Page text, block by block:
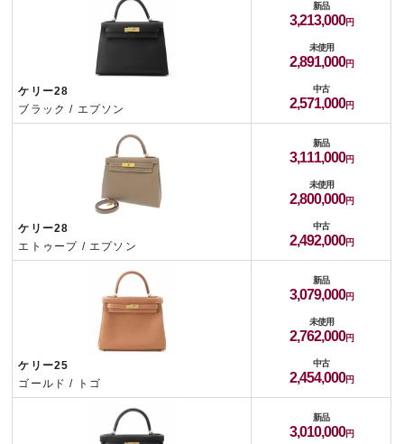
ケリー28
ブラック / エプソン
新品
3,213,000
未使用
2,891,000
中古
2,571,000
ケリー28
エトゥープ / エプソン
新品
3,111,000
未使用
2,800,000
中古
2,492,000
ケリー25
ゴールド / トゴ
新品
3,079,000
未使用
2,762,000
中古
2,454,000
新品
3,010,000